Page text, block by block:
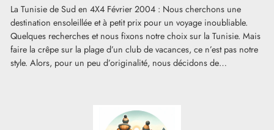
La Tunisie de Sud en 4X4 Février 2004 : Nous cherchons une
destination ensoleillée et à petit prix pour un voyage inoubliable.
Quelques recherches et nous fixons notre choix sur la Tunisie. Mais
faire la crêpe sur la plage d’un club de vacances, ce n’est pas notre
style. Alors, pour un peu d’originalité, nous décidons de…